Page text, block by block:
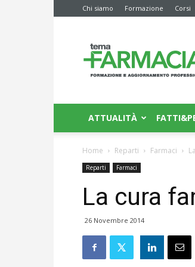
Chi siamo Formazione Corsi
News
ATTUALITÀ
Home Reparti Farmaci
Reparti Farmaci
La cura
26 Novembre 2014